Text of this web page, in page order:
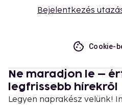
Bejelentkezés
Cookie-
Ne maradjon le –
legfrissebb hírekről
Legyen naprakész velünk!